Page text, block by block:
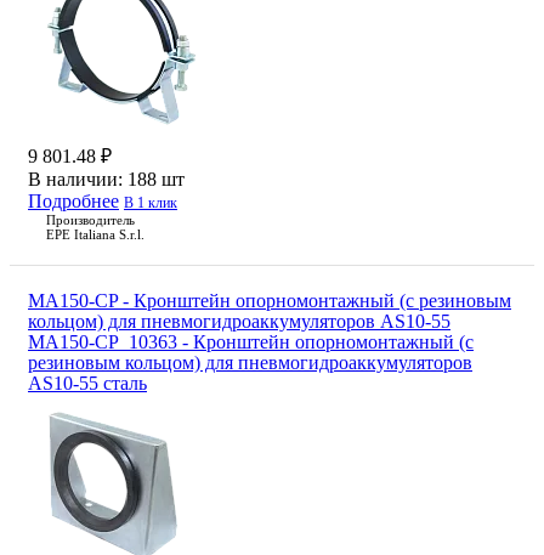
9 801.48 ₽
В наличии: 188 шт
Подробнее В 1 клик
Производитель
EPE Italiana S.r.l.
MA150-CP - Кронштейн опорномонтажный (с резиновым
кольцом) для пневмогидроаккумуляторов AS10-55
MA150-CP_10363 - Кронштейн опорномонтажный (с
резиновым кольцом) для пневмогидроаккумуляторов
AS10-55 сталь